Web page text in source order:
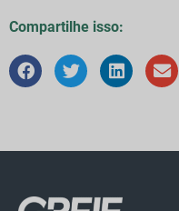
Compartilhe isso: